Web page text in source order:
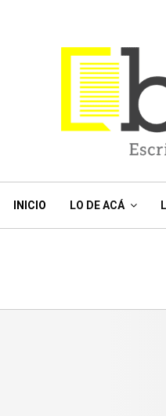
INICIO LO DE ACÁ